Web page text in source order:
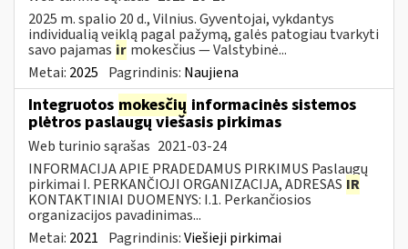
2025 m. spalio 20 d., Vilnius. Gyventojai, vykdantys
individualią veiklą pagal pažymą, galės patogiau tvarkyti
savo pajamas ir mokesčius — Valstybinė...
Metai: 2025 Pagrindinis: Naujiena
Integruotos mokesčių informacinės sistemos
plėtros paslaugų viešasis pirkimas
Web turinio sąrašas 2021-03-24
INFORMACIJA APIE PRADEDAMUS PIRKIMUS Paslaugų
pirkimai I. PERKANČIOJI ORGANIZACIJA, ADRESAS IR
KONTAKTINIAI DUOMENYS: I.1. Perkančiosios
organizacijos pavadinimas...
Metai: 2021 Pagrindinis:Viešieji pirkimai